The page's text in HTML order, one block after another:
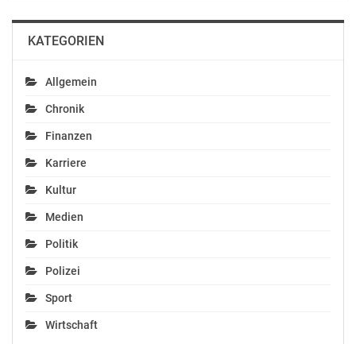
drei von vier Deutschen
der…
KATEGORIEN
Allgemein
Chronik
Finanzen
Karriere
Kultur
Medien
Politik
Polizei
Sport
Wirtschaft